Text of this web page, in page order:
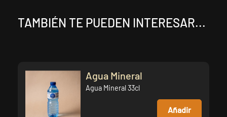
TAMBIÉN TE PUEDEN INTERESAR...
Agua Mineral
Agua Mineral 33cl
Añadir